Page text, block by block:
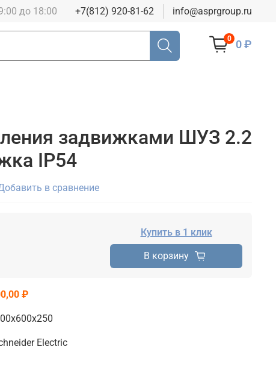
до 18:00 +7(812) 920-81-62 info@asprgroup.ru
0 0 ₽
задвижками ШУЗ 2.2
IP54
в сравнение
Купить в 1 клик
В корзину
₽
Electric